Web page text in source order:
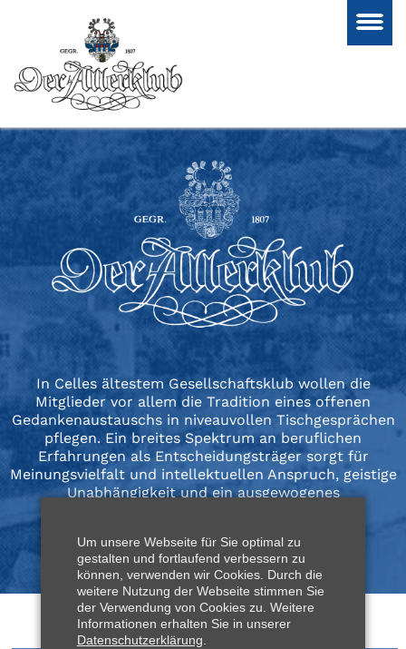
In Celles ältestem Gesellschaftsklub wollen die
Mitglieder vor allem die Tradition eines offenen
Gedankenaustauschs in niveauvollen Tischgesprächen
pflegen. Ein breites Spektrum an beruflichen
Erfahrungen als Entscheidungsträger sorgt für
Meinungsvielfalt und intellektuellen Anspruch, geistige
Unabhängigkeit und ein ausgewogenes
Der Allerklub |Geschichte
Um unsere Webseite für Sie optimal zu
gestalten und fortlaufend verbessern zu
können, verwenden wir Cookies. Durch die
weitere Nutzung der Webseite stimmen Sie
der Verwendung von Cookies zu. Weitere
Informationen erhalten Sie in unserer
Datenschutzerklärung.